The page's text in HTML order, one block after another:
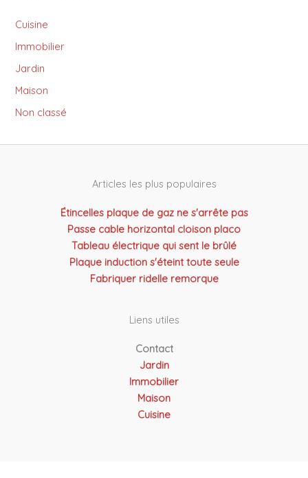
Cuisine
Immobilier
Jardin
Maison
Non classé
Articles les plus populaires
Étincelles plaque de gaz ne s'arrête pas
Passe cable horizontal cloison placo
Tableau électrique qui sent le brûlé
Plaque induction s'éteint toute seule
Fabriquer ridelle remorque
Liens utiles
Contact
Jardin
Immobilier
Maison
Cuisine